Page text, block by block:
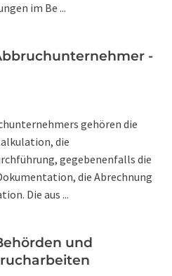
im Be ...
-
gehören die
die
gegebenenfalls die
die Abrechnung
Die aus ...
und